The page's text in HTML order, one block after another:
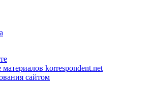
korrespondent.net
сайтом